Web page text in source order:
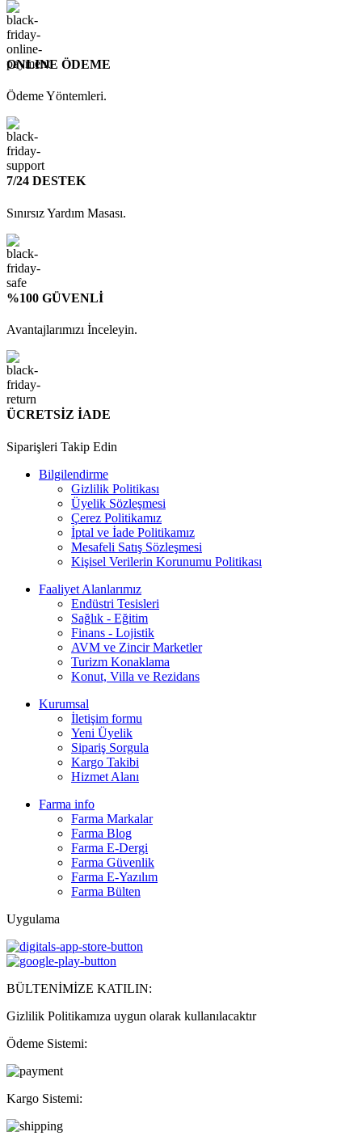
ONLINE ÖDEME
Ödeme Yöntemleri.
7/24 DESTEK
Sınırsız Yardım Masası.
%100 GÜVENLİ
Avantajlarımızı İnceleyin.
ÜCRETSİZ İADE
Siparişleri Takip Edin
Bilgilendirme
Gizlilik Politikası
Üyelik Sözleşmesi
Çerez Politikamız
İptal ve İade Politikamız
Mesafeli Satış Sözleşmesi
Kişisel Verilerin Korunumu Politikası
Faaliyet Alanlarımız
Endüstri Tesisleri
Sağlık - Eğitim
Finans - Lojistik
AVM ve Zincir Marketler
Turizm Konaklama
Konut, Villa ve Rezidans
Kurumsal
İletişim formu
Yeni Üyelik
Sipariş Sorgula
Kargo Takibi
Hizmet Alanı
Farma info
Farma Markalar
Farma Blog
Farma E-Dergi
Farma Güvenlik
Farma E-Yazılım
Farma Bülten
Uygulama
BÜLTENİMİZE KATILIN:
Gizlilik Politikamıza uygun olarak kullanılacaktır
Ödeme Sistemi:
Kargo Sistemi: